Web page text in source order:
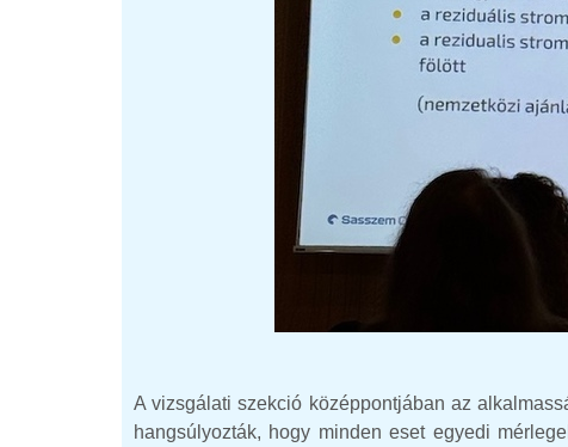
A vizsgálati szekció középpontjában az
hangsúlyozták, hogy minden eset egyedi